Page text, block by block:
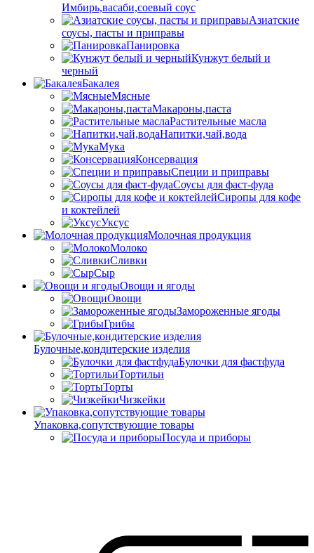
Имбирь,васаби,соевый соус
Азиатские
соусы, пасты и приправы
Панировка
Кунжут белый и
черный
Бакалея
Мясные
Макароны,паста
Растительные масла
Напитки,чай,вода
Мука
Консервация
Специи и приправы
Соусы для фаст-фуда
Сиропы для кофе
и коктейлей
Уксус
Молочная продукция
Молоко
Сливки
Сыр
Овощи и ягоды
Овощи
Замороженные ягоды
Грибы
Булочные,кондитерские изделия
Булочки для фастфуда
Тортильи
Торты
Чизкейки
Упаковка,сопутствующие товары
Посуда и приборы